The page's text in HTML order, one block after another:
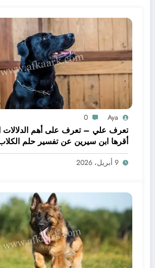
Aya
0
تعرف علي – تعرف على أهم الدلالات
أقرها ابن سيرين عن تفسير حلم
لحم – بالتفصيل
9 أبريل، 2026